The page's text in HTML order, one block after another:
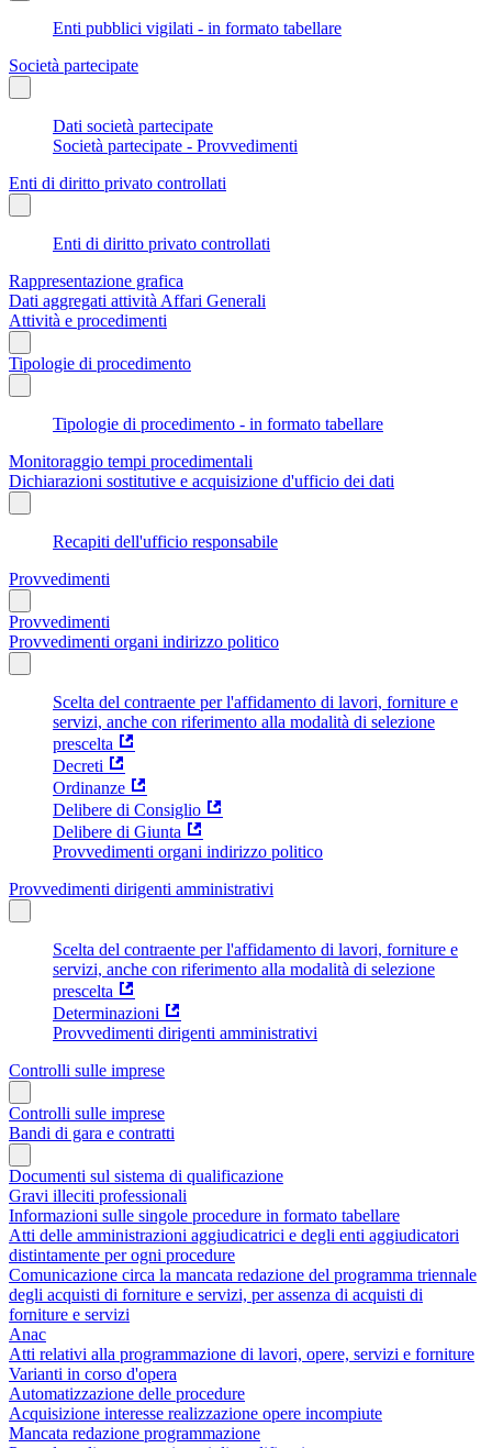
Enti pubblici vigilati - in formato tabellare
Società partecipate
Dati società partecipate
Società partecipate - Provvedimenti
Enti di diritto privato controllati
Enti di diritto privato controllati
Rappresentazione grafica
Dati aggregati attività Affari Generali
Attività e procedimenti
Tipologie di procedimento
Tipologie di procedimento - in formato tabellare
Monitoraggio tempi procedimentali
Dichiarazioni sostitutive e acquisizione d'ufficio dei dati
Recapiti dell'ufficio responsabile
Provvedimenti
Provvedimenti
Provvedimenti organi indirizzo politico
Scelta del contraente per l'affidamento di lavori, forniture e
servizi, anche con riferimento alla modalità di selezione
prescelta
Decreti
Ordinanze
Delibere di Consiglio
Delibere di Giunta
Provvedimenti organi indirizzo politico
Provvedimenti dirigenti amministrativi
Scelta del contraente per l'affidamento di lavori, forniture e
servizi, anche con riferimento alla modalità di selezione
prescelta
Determinazioni
Provvedimenti dirigenti amministrativi
Controlli sulle imprese
Controlli sulle imprese
Bandi di gara e contratti
Documenti sul sistema di qualificazione
Gravi illeciti professionali
Informazioni sulle singole procedure in formato tabellare
Atti delle amministrazioni aggiudicatrici e degli enti aggiudicatori
distintamente per ogni procedure
Comunicazione circa la mancata redazione del programma triennale
degli acquisti di forniture e servizi, per assenza di acquisti di
forniture e servizi
Anac
Atti relativi alla programmazione di lavori, opere, servizi e forniture
Varianti in corso d'opera
Automatizzazione delle procedure
Acquisizione interesse realizzazione opere incompiute
Mancata redazione programmazione